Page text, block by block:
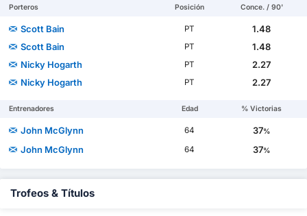
Porteros Posición Conce. / 90'
Scott Bain PT
1.48
Scott Bain
PT
1.48
Nicky Hogarth
PT
2.27
Nicky Hogarth
PT 2.27
Entrenadores Edad % Victorias
John McGlynn 64 37%
John McGlynn 64 37%
Trofeos & Títulos